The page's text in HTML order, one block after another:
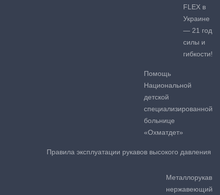
FLEX в
Украине
— 21 год
силы и
гибкости!
Помощь
Национальной
детской
специализированной
больнице
«Охматдет»
Правила эксплуатации рукавов высокого давления
Металлорукав
нержавеющий